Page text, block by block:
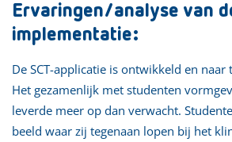
Ervaringen/analyse van
implementatie:
De SCT-applicatie is ontwikkeld en naar
Het gezamenlijk met studenten
leverde meer op dan verwacht.
beeld waar zij tegenaan lopen bij het